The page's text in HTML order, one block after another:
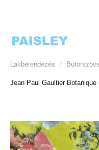
Lakberendezés /
Jean Paul Gaultier